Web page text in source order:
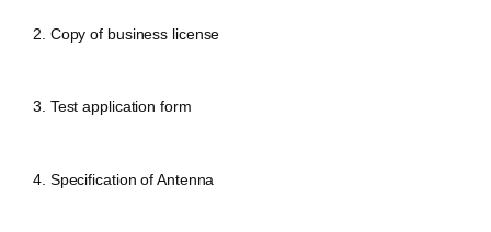
2. Copy of business license
3. Testapplication form
4. Specification of Antenna